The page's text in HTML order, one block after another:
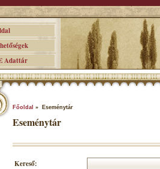
Adattár
Főoldal » Eseménytár
Eseménytár
Kereső: